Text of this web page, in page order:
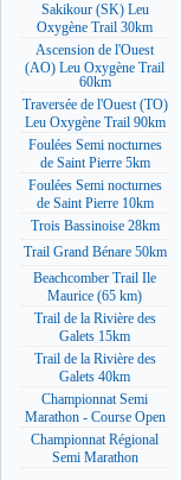
Sakikour (SK) Leu
Oxygène Trail 30km
Ascension de l'Ouest
(AO) Leu Oxygène Trail
60km
Traversée de l'Ouest (TO)
Leu Oxygène Trail 90km
Foulées Semi nocturnes
de Saint Pierre 5km
Foulées Semi nocturnes
de Saint Pierre 10km
Trois Bassinoise 28km
Trail Grand Bénare 50km
Beachcomber Trail Ile
Maurice (65 km)
Trail de la Rivière des
Galets 15km
Trail de la Rivière des
Galets 40km
Championnat Semi
Marathon - Course Open
Championnat Régional
Semi Marathon